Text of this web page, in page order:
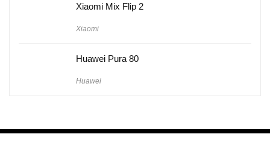
Xiaomi Mix Flip 2
Xiaomi
Huawei Pura 80
Huawei